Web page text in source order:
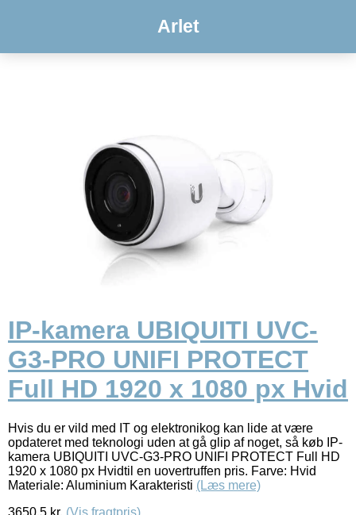
Arlet
IP-kamera UBIQUITI UVC-
G3-PRO UNIFI PROTECT
Full HD 1920 x 1080 px Hvid
Hvis du er vild med IT og elektronikog kan lide at være
opdateret med teknologi uden at gå glip af noget, så køb IP-
kamera UBIQUITI UVC-G3-PRO UNIFI PROTECT Full HD
1920 x 1080 px Hvidtil en uovertruffen pris. Farve: Hvid
Materiale: Aluminium Karakteristi (Læs mere)
3650.5 kr. (Vis fragtpris)